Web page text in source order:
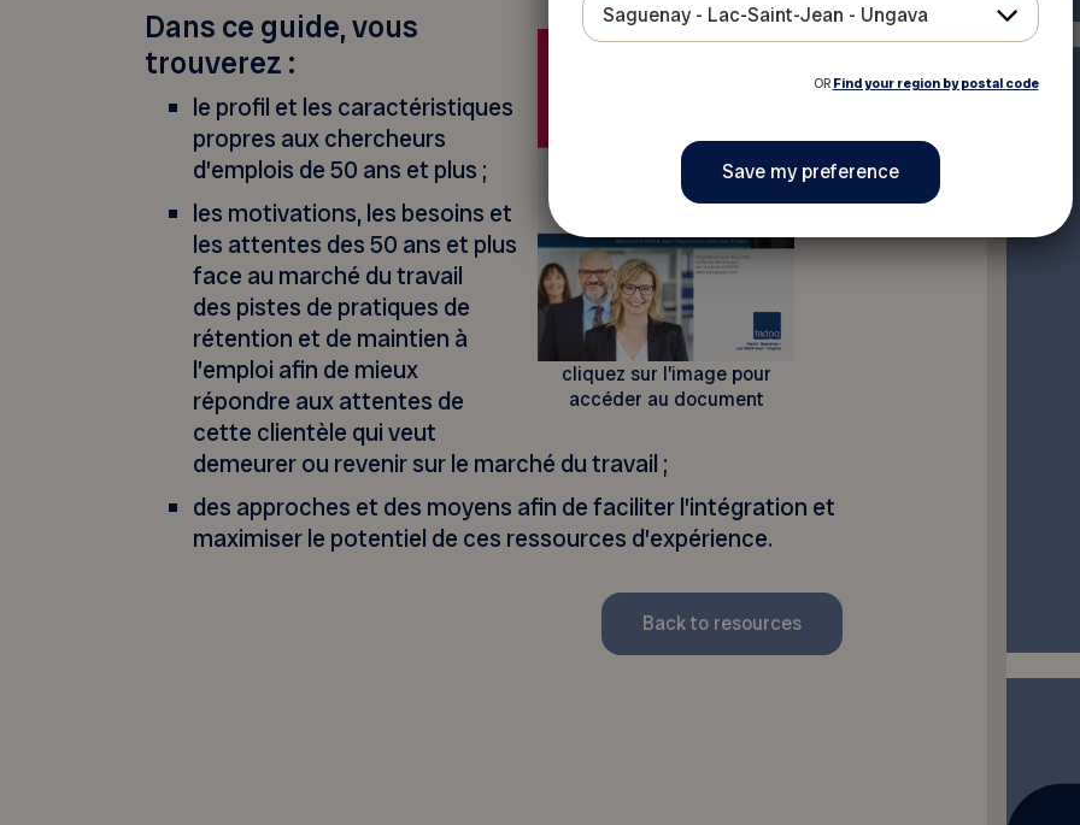
cliquez sur l’image pour
accéder au document
Dans ce guide, vous
trouverez :
le profil et les caractéristiques
propres aux chercheurs
d’emplois de 50 ans et plus ;
les motivations, les besoins et
les attentes des 50 ans et plus
face au marché du travail
des pistes de pratiques de
rétention et de maintien à
l’emploi afin de mieux
répondre aux attentes de
cette clientèle qui veut
demeurer ou revenir sur le marché du travail ;
des approches et des moyens afin de faciliter l’intégration et
maximiser le potentiel de ces ressources d’expérience.
Back to resources
Saguenay - Lac-Saint-Jean - Ungava
OR Find your region by postal code